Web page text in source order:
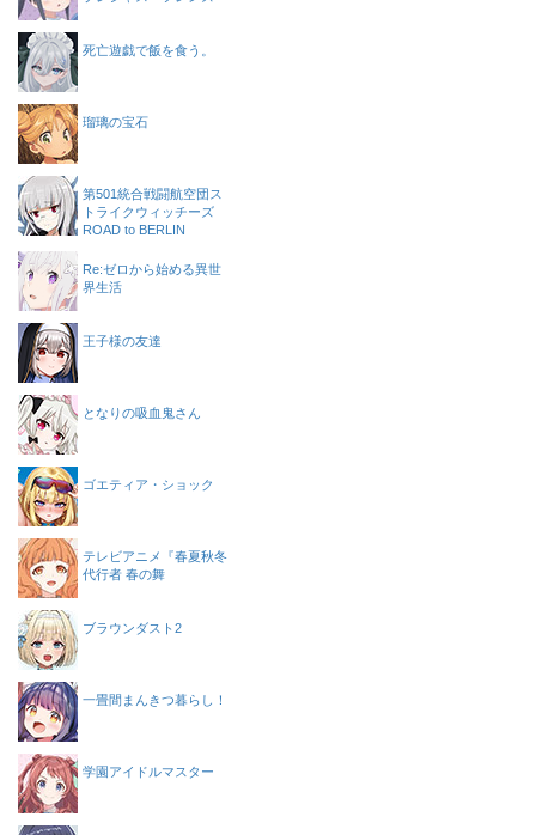
死亡遊戯で飯を食う。
瑠璃の宝石
第501統合戦闘航空団ス
トライクウィッチーズ
ROAD to BERLIN
Re:ゼロから始める異世
界生活
王子様の友達
となりの吸血鬼さん
ゴエティア・ショック
テレビアニメ『春夏秋冬
代行者 春の舞
ブラウンダスト2
一畳間まんきつ暮らし！
学園アイドルマスター